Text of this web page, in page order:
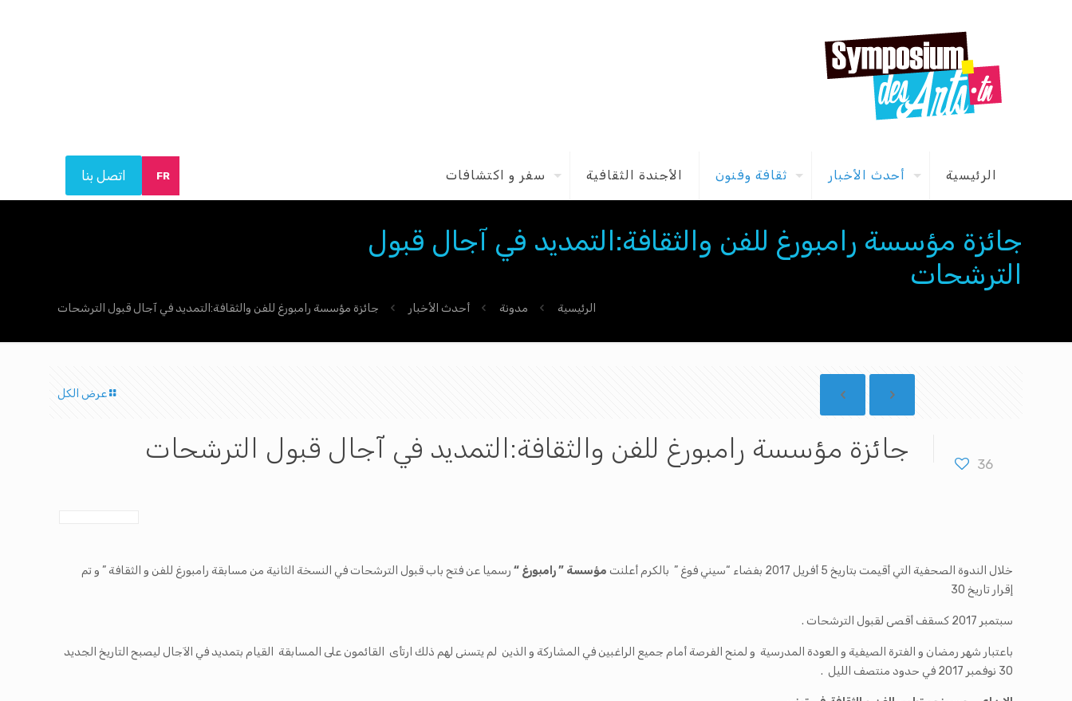
الرئيسية أحدث الأخبار ثقافة وفنون الأجندة الثقافية سفر و اكتشافات FR اتصل بنا
جائزة مؤسسة رامبورغ للفن والثقافة:التمديد في آجال قبول
الترشحات
الرئيسية مدونة أحدث الأخبار جائزة مؤسسة رامبورغ للفن والثقافة:التمديد في آجال قبول الترشحات
عرض الكل
36 جائزة مؤسسة رامبورغ للفن والثقافة:التمديد في آجال قبول الترشحات
خلال الندوة الصحفية التي أقيمت بتاريخ 5 أفريل 2017 بفضاء “سيني فوغ ” بالكرم أعلنت مؤسسة ” رامبورغ “ رسميا عن فتح باب قبول الترشحات في النسخة الثانية من مسابقة رامبورغ للفن و الثقافة ” و تم
إقرار تاريخ 30
سبتمبر 2017 كسقف أقصى لقبول الترشحات .
باعتبار شهر رمضان و الفترة الصيفية و العودة المدرسية و لمنح الفرصة أمام جميع الراغبين في المشاركة و الذين لم يتسنى لهم ذلك ارتأى القائمون على المسابقة القيام بتمديد في الآجال ليصبح التاريخ الجديد
30 نوفمبر 2017 في حدود منتصف الليل .